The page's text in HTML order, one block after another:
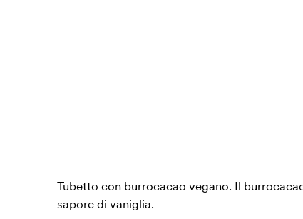
Tubetto con burrocacao vegano. Il
sapore di vaniglia.